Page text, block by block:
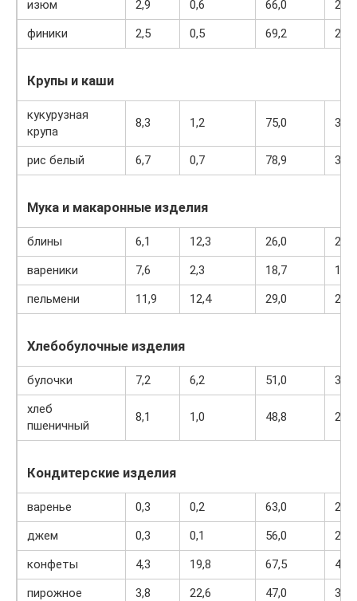
изюм 2,9 0,6 66,0
264
финики
2,5 0,5 69,2 274
Крупы и каши
кукурузная
крупа
8,3 1,2 75,0 337
рис белый 6,7 0,7 78,9 344
Мука и макаронные изделия
блины 6,1 12,3 26,0
233
вареники
7,6 2,3 18,7
155
пельмени
11,9 12,4 29,0 275
Хлебобулочные изделия
булочки 7,2 6,2 51,0
317
хлеб
пшеничный
8,1 1,0 48,8 242
Кондитерские изделия
варенье 0,3 0,2 63,0
263
джем
0,3 0,1 56,0
238
конфеты
4,3 19,8 67,5
453
пирожное
3,8 22,6 47,0
397